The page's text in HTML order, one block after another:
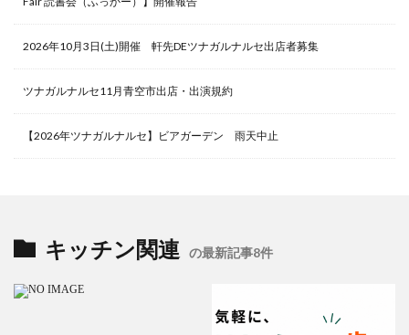
2026年10月3日(土)開催 軒先DEツナガルナルセ出店者募集
ツナガルナルセ11月青空市出店・出演規約
【2026年ツナガルナルセ】ビアガーデン 雨天中止
キッチン関連 の最新記事8件